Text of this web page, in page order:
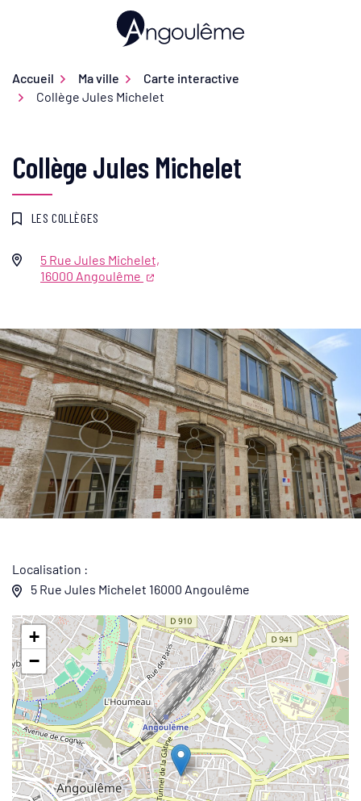
Ville d'Angoulême
Accueil Ma ville
Carte interactive
Collège Jules Michelet
Collège Jules Michelet
LES COLLÈGES
Infos utiles
5 Rue Jules Michelet,
16000 Angoulême
Localisation :
5 Rue Jules Michelet 16000 Angoulême
+
−